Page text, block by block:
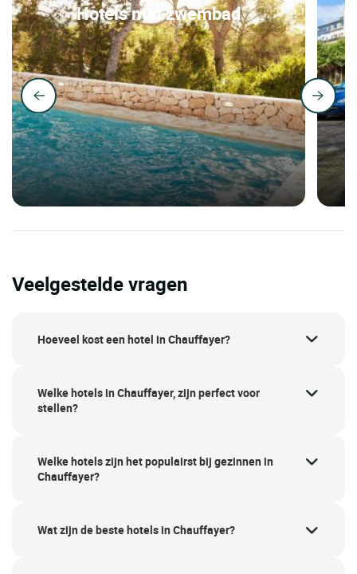
Hotels met zwembad
Veelgestelde vragen
Hoeveel kost een hotel in Chauffayer?
Welke hotels in Chauffayer, zijn perfect voor
stellen?
Welke hotels zijn het populairst bij gezinnen in
Chauffayer?
Wat zijn de beste hotels in Chauffayer?